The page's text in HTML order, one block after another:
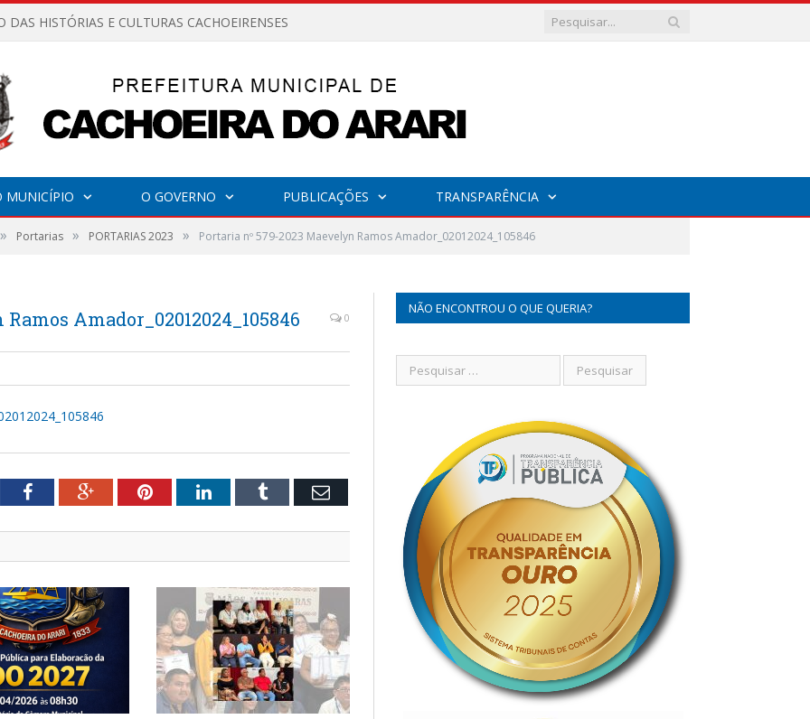
DAS HISTÓRIAS E CULTURAS CACHOEIRENSES
MUNICÍPIO O GOVERNO PUBLICAÇÕES TRANSPARÊNCIA
» Portarias » PORTARIAS 2023 » Portaria nº 579-2023 Maevelyn Ramos Amador_02012024_105846
Amador_02012024_105846 0
FacebookGoogle+PinterestLinkedInTumblr Email
NÃO ENCONTROU O QUE QUERIA?